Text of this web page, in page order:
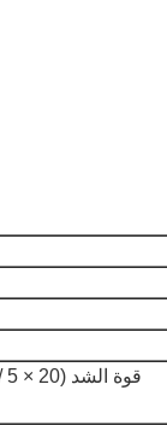
قوة الشد (N / 5 × 20 سم)